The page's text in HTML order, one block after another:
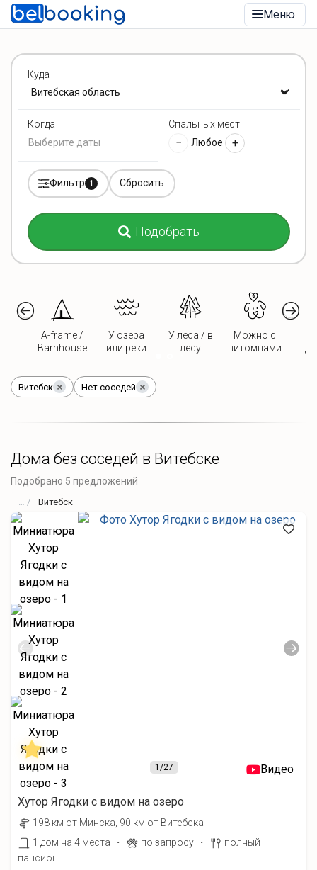
Меню
Куда
Когда Спальных мест
− Любое +
Фильтр 1 Сбросить
Подобрать
A-frame /
Barnhouse
У озера
или реки
У леса / в
лесу
Можно с
питомцами
Витебск Нет соседей
Дома без соседей в Витебске
Подобрано 5 предложений
Витебск
1/27 Видео
Хутор Ягодки с видом на озеро
198 км от Минска, 90 км от Витебска
1 дом на 4 места
· по запросу ·
полный
пансион